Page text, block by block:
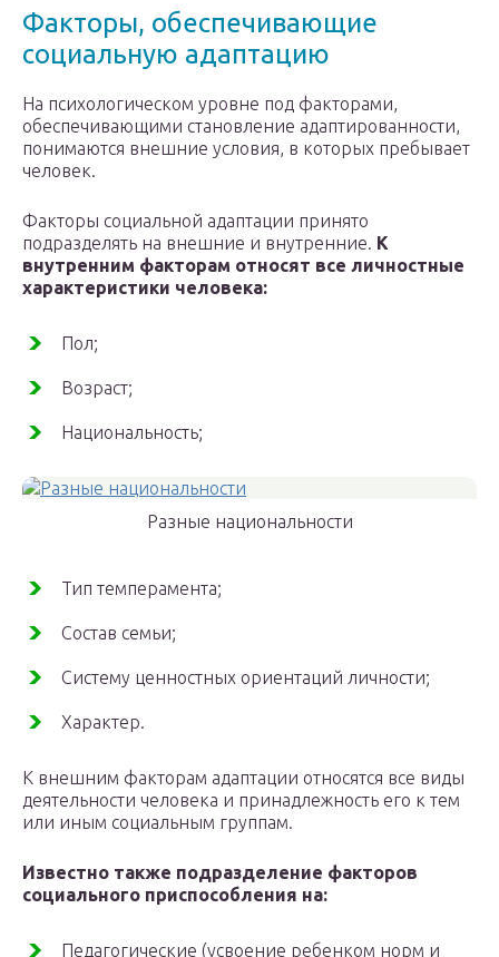
Факторы, обеспечивающие
социальную адаптацию
На психологическом уровне под факторами,
обеспечивающими становление адаптированности,
понимаются внешние условия, в которых пребывает
человек.
Факторы социальной адаптации принято
подразделять на внешние и внутренние. К
внутренним факторам относят все личностные
характеристики человека:
Пол;
Возраст;
Национальность;
Разные национальности
Тип темперамента;
Состав семьи;
Систему ценностных ориентаций личности;
Характер.
К внешним факторам адаптации относятся все виды
деятельности человека и принадлежность его к тем
или иным социальным группам.
Известно также подразделение факторов
социального приспособления на:
Педагогические (усвоение ребенком норм и